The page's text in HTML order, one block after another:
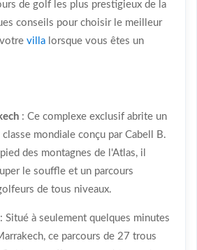
de golf les plus prestigieux de la
conseils pour choisir le meilleur
villalorsque vous êtes un
: Ce complexe exclusif abrite un
mondiale conçu par Cabell B.
des montagnes de l'Atlas, il
le souffle et un parcours
de tous niveaux.
: Situé à seulement quelques minutes
ce parcours de 27 trous